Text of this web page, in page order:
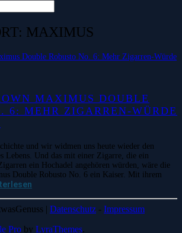
MAXIMUS
MAXIMUS DOUBLE
6: MEHR ZIGARREN-WÜRDE
und wir widmen uns heute wieder den
Lebens. Und das mit einer Zigarre, die ein
ein Hochadel angehören würden, wäre die
Double Robusto No. 6 ein Kaiser. Mit ihrem
| Datenschutz - Impressum
Pro by LyraThemes.